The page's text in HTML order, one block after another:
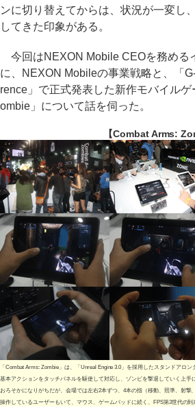
ンに切り替えてからは、状況が一変し
してきた印象がある。
今回はNEXON Mobile CEOを務める
に、NEXON Mobileの事業戦略と、「
rence」で正式発表した新作モバイルゲ
ombie」について話を伺った。
【Combat Arms:
「Combat Arms: Zombie」は、「Unreal Engine 3.0」を採用したスタンドアロ
基本アクションをタッチパネルを駆使して対応し、ゾンビを撃退していく上手
おろそかになりがちだが、会場では左右2本ずつ、4本の指（移動、照準、射
操作しているユーザーもいて、マウス、ゲームパッドに続く、FPS第3世代の到